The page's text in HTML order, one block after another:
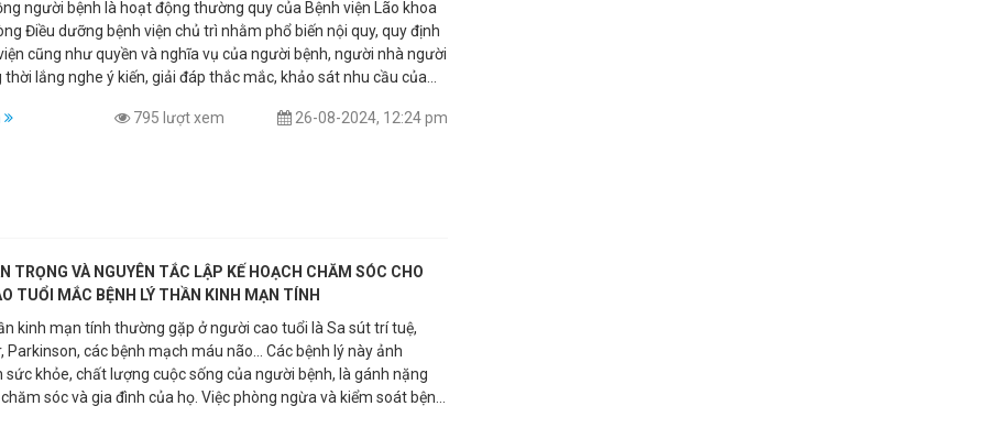
người bệnh là hoạt động thường quy của Bệnh viện Lão khoa
Điều dưỡng bệnh viện chủ trì nhằm phổ biến nội quy, quy định
cũng như quyền và nghĩa vụ của người bệnh, người nhà người
thời lắng nghe ý kiến, giải đáp thắc mắc, khảo sát nhu cầu của
Trong buổi sinh hoạt Hội đồng người bệnh tháng 8/2024, bên
26-08-2024, 12:24 pm
795 lượt xem
TRỌNG VÀ NGUYÊN TẮC LẬP KẾ HOẠCH CHĂM SÓC CHO
TUỔI MẮC BỆNH LÝ THẦN KINH MẠN TÍNH
kinh mạn tính thường gặp ở người cao tuổi là Sa sút trí tuệ,
các bệnh mạch máu não... Các bệnh lý này ảnh
sức khỏe, chất lượng cuộc sống của người bệnh, là gánh nặng
gia đình của họ. Việc phòng ngừa và kiểm soát bệnh